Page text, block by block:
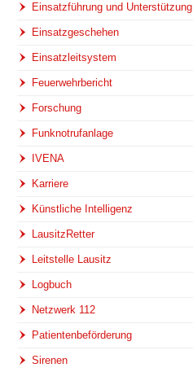
Einsatzführung und Unterstützung
Einsatzgeschehen
Einsatzleitsystem
Feuerwehrbericht
Forschung
Funknotrufanlage
IVENA
Karriere
Künstliche Intelligenz
LausitzRetter
Leitstelle Lausitz
Logbuch
Netzwerk 112
Patientenbeförderung
Sirenen